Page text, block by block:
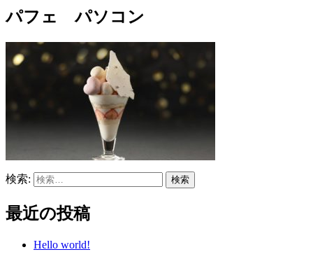
パフェ パソコン
検索:
最近の投稿
Hello world!